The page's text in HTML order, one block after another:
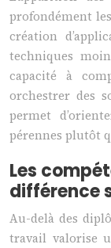
profondément
création
techniques
capacité à
orchestrer des
permet
pérennes plutôt
Les
différence
Au-delà des
travail valorise